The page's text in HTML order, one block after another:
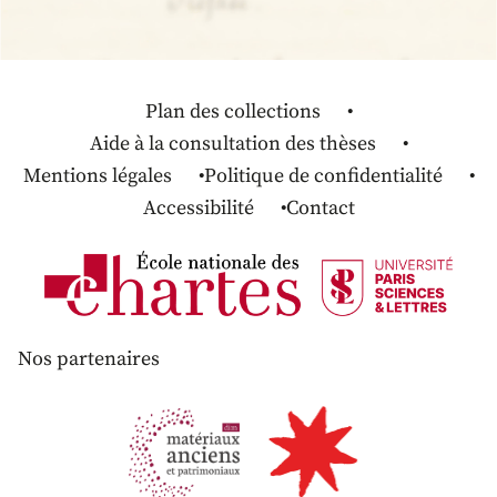
Plan des collections
Aide à la consultation des thèses
Mentions légales
Politique de confidentialité
Accessibilité
Contact
Nos partenaires